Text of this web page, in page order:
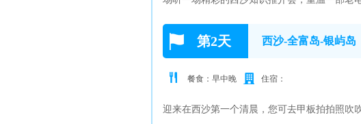
第2天 西沙-全富岛-银屿岛
餐食：早中晚 住宿：
迎来在西沙第一个清晨，您可去甲板拍拍照吹